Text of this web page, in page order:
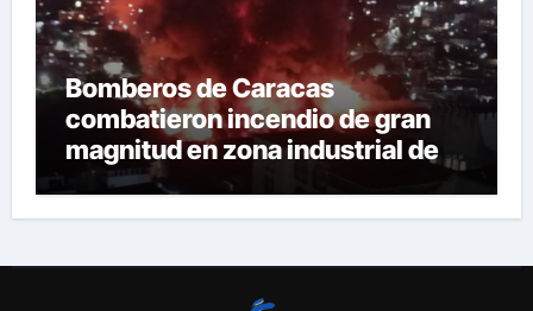
Bomberos de Caracas
combatieron incendio de gran
magnitud en zona industrial de El
Llanito